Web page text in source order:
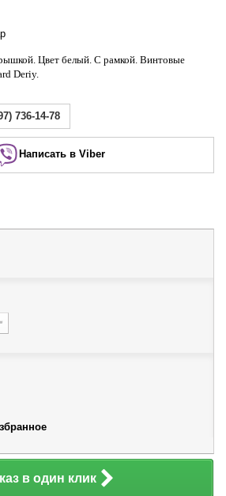
Цвет белый. С рамкой. Винтовые
Deriy.
736-14-78
Написать в Viber
в один клик